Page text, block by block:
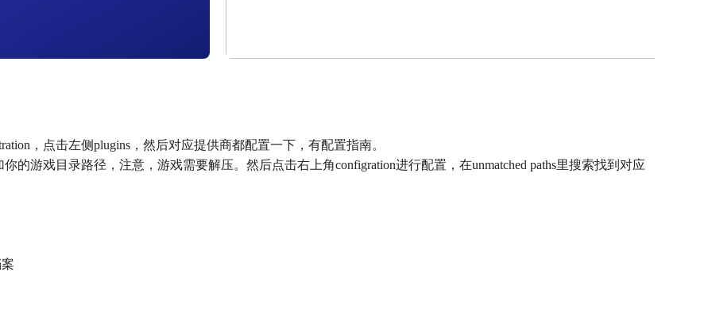
，点击左侧plugins，然后对应提供商都配置一下，有配置指南。
的游戏目录路径，注意，游戏需要解压。然后点击右上角configration进行配置，在unmatched paths里搜索找到对应